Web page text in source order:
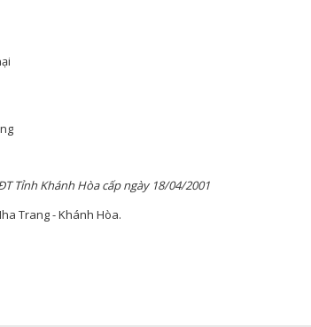
Tỉnh Khánh Hòa cấp ngày 18/04/2001
Trang - Khánh Hòa.